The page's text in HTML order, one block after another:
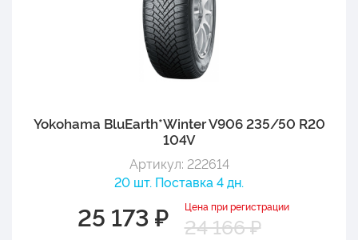
Yokohama BluEarth*Winter V906 235/50 R20
104V
Артикул: 222614
20 шт. Поставка 4 дн.
25 173 ₽ Цена при регистрации
24 166 ₽